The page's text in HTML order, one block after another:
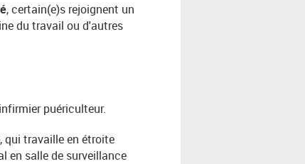
, certain(e)s rejoignent un
du travail ou d'autres
puériculteur.
qui travaille en étroite
en salle de surveillance